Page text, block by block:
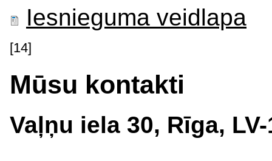
Iesnieguma veidlapa
[14]
Mūsu kontakti
Vaļņu iela 30, Rīga,